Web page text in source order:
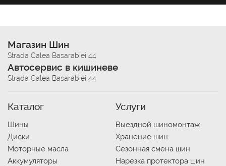
Магазин Шин
Strada Calea Basarabiei 44
Автосервис в кишиневе
Strada Calea Basarabiei 44
Каталог
Шины
Диски
Моторные масла
Аккумуляторы
Услуги
Выездной шиномонтаж
Хранение шин
Сезонная смена шин
Нарезка протектора шин